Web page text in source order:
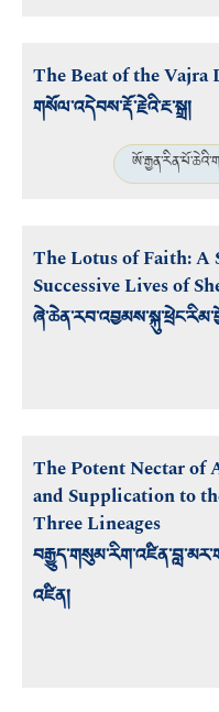
The Beat of the Vajra
གསོལ་འདེབས་རྡོ་རྗེའི་རྔ་སྒྲ།
The Lotus of Faith: A
Successive Lives of
The Potent Nectar of
and Supplication to
Three Lineages
འཛིན།